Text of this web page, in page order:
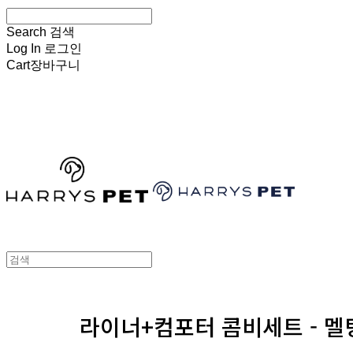
Search 검색
Log In 로그인
Cart장바구니
라이너+컴포터 콤비세트 - 멜